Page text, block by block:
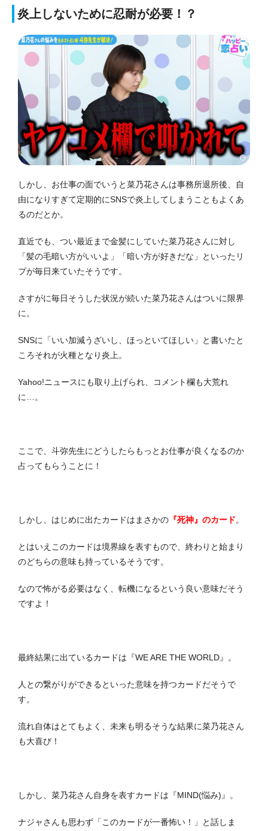
炎上しないために忍耐が必要！？
しかし、お仕事の面でいうと菜乃花さんは事務所退所後、自
由になりすぎて定期的にSNSで炎上してしまうこともよくあ
るのだとか。
直近でも、つい最近まで金髪にしていた菜乃花さんに対し
「髪の毛暗い方がいいよ」「暗い方が好きだな」といったリ
プが毎日来ていたそうです。
さすがに毎日そうした状況が続いた菜乃花さんはついに限界
に。
SNSに「いい加減うざいし、ほっといてほしい」と書いたと
ころそれが火種となり炎上。
Yahoo!ニュースにも取り上げられ、コメント欄も大荒れ
に…。
ここで、斗弥先生にどうしたらもっとお仕事が良くなるのか
占ってもらうことに！
しかし、はじめに出たカードはまさかの 『死神』のカード。
とはいえこのカードは境界線を表すもので、終わりと始まり
のどちらの意味も持っているそうです。
なので怖がる必要はなく、転機になるという良い意味だそう
ですよ！
最終結果に出ているカードは『WE ARE THE WORLD』。
人との繋がりができるといった意味を持つカードだそうで
す。
流れ自体はとてもよく、未来も明るそうな結果に菜乃花さん
も大喜び！
しかし、菜乃花さん自身を表すカードは『MIND(悩み)』。
ナジャさんも思わず「このカードが一番怖い！」と話しま